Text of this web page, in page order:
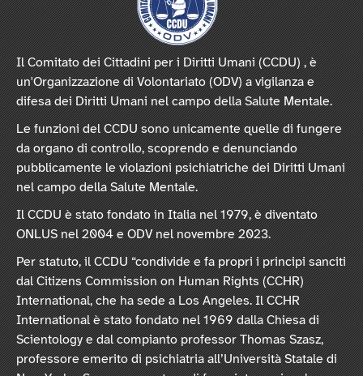
Il Comitato dei Cittadini per i Diritti Umani (CCDU) , è
un'Organizzazione di Volontariato (ODV) a vigilanza e
difesa dei Diritti Umani nel campo della Salute Mentale.
Le funzioni del CCDU sono unicamente quelle di fungere
da organo di controllo, scoprendo e denunciando
pubblicamente le violazioni psichiatriche dei Diritti Umani
nel campo della Salute Mentale.
Il CCDU è stato fondato in Italia nel 1979, è diventato
ONLUS nel 2004 e ODV nel novembre 2023.
Per statuto, il CCDU “condivide e fa propri i principi sanciti
dal Citizens Commission on Human Rights (CCHR)
International, che ha sede a Los Angeles. Il CCHR
International è stato fondato nel 1969 dalla Chiesa di
Scientology e dal compianto professor Thomas Szasz,
professore emerito di psichiatria all’Università Statale di